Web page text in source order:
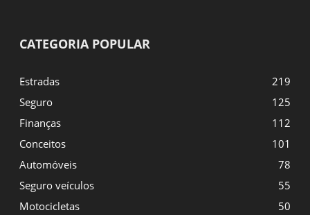
CATEGORIA POPULAR
Estradas
219
Seguro
125
Finanças
112
Conceitos
101
Automóveis
78
Seguro veículos
55
Motocicletas
50